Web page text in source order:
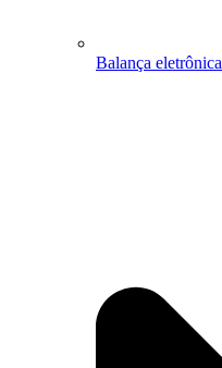
Balança eletrônica